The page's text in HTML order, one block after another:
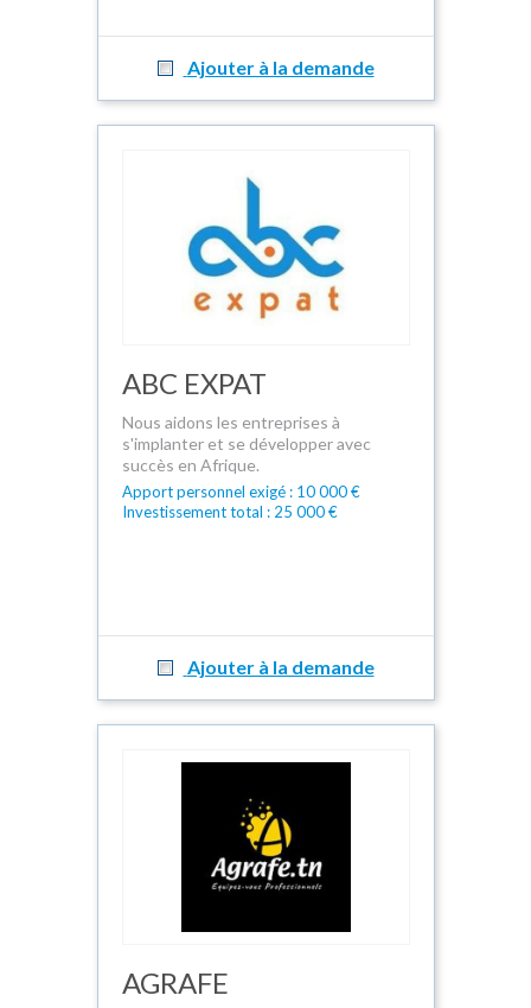
Ajouter à la demande
ABC EXPAT
Nous aidons les entreprises à
s'implanter et se développer avec
succès en Afrique.
Apport personnel exigé : 10 000 €
Investissement total : 25 000 €
Ajouter à la demande
AGRAFE